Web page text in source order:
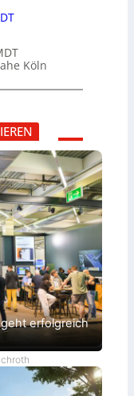
Köln
erfolgreich